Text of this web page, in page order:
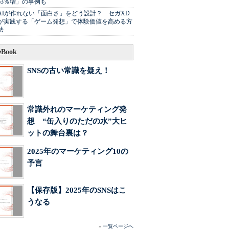
％増」の事例も
が作れない「面白さ」をどう設計？ セガXD
実践する「ゲーム発想」で体験価値を高める方
SNSの古い常識を疑え！
常識外れのマーケティング発
想 “缶入りのただの水”大ヒ
ットの舞台裏は？
2025年のマーケティング10の
予言
【保存版】2025年のSNSはこ
うなる
» 一覧ページへ